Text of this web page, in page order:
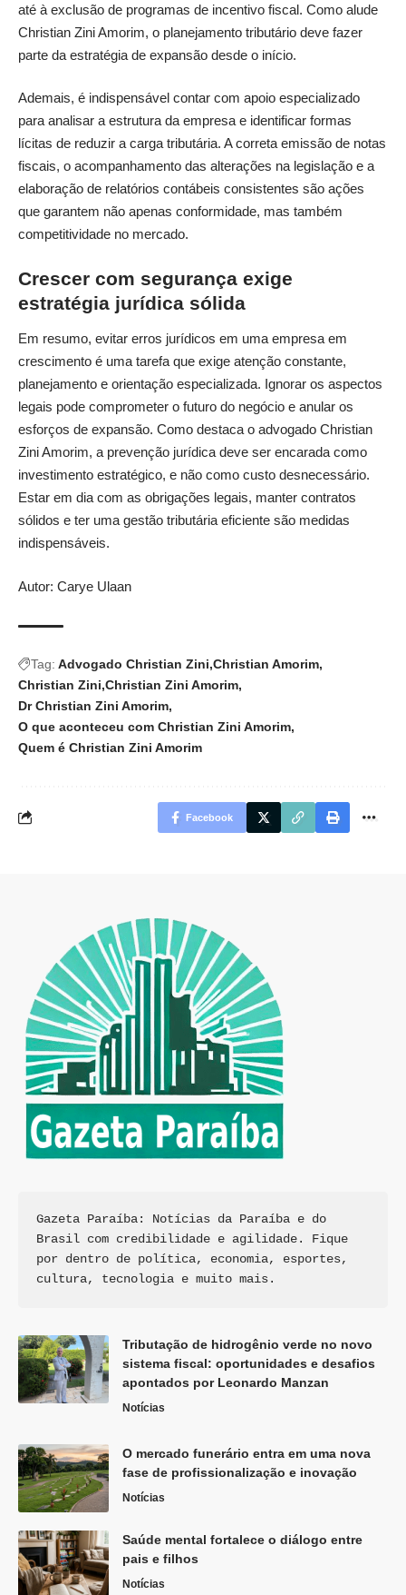
até à exclusão de programas de incentivo fiscal. Como alude
Christian Zini Amorim, o planejamento tributário deve fazer
parte da estratégia de expansão desde o início.
Ademais, é indispensável contar com apoio especializado
para analisar a estrutura da empresa e identificar formas
lícitas de reduzir a carga tributária. A correta emissão de notas
fiscais, o acompanhamento das alterações na legislação e a
elaboração de relatórios contábeis consistentes são ações
que garantem não apenas conformidade, mas também
competitividade no mercado.
Crescer com segurança exige
estratégia jurídica sólida
Em resumo, evitar erros jurídicos em uma empresa em
crescimento é uma tarefa que exige atenção constante,
planejamento e orientação especializada. Ignorar os aspectos
legais pode comprometer o futuro do negócio e anular os
esforços de expansão. Como destaca o advogado Christian
Zini Amorim, a prevenção jurídica deve ser encarada como
investimento estratégico, e não como custo desnecessário.
Estar em dia com as obrigações legais, manter contratos
sólidos e ter uma gestão tributária eficiente são medidas
indispensáveis.
Autor: Carye Ulaan
Tag: Advogado Christian Zini Christian Amorim
Christian Zini Christian Zini Amorim
Dr Christian Zini Amorim
O que aconteceu com Christian Zini Amorim
Quem é Christian Zini Amorim
Facebook
Gazeta Paraíba: Notícias da Paraíba e do
Brasil com credibilidade e agilidade. Fique
por dentro de política, economia, esportes,
cultura, tecnologia e muito mais.
Tributação de hidrogênio verde no novo
sistema fiscal: oportunidades e desafios
apontados por Leonardo Manzan
Notícias
O mercado funerário entra em uma nova
fase de profissionalização e inovação
Notícias
Saúde mental fortalece o diálogo entre
pais e filhos
Notícias